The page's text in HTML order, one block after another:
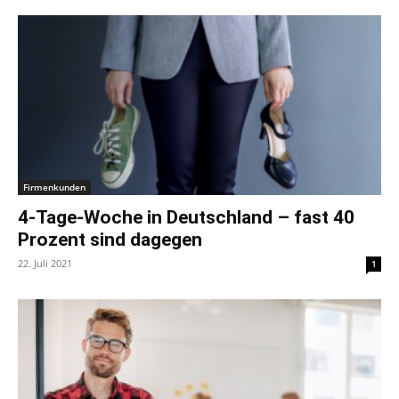
Firmenkunden
4-Tage-Woche in Deutschland – fast 40
Prozent sind dagegen
22. Juli 2021 1